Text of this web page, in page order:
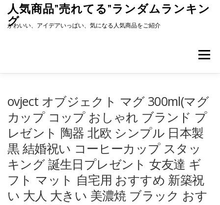
キ
人気商品”売れてる”ランダムランキン
グ
かわいい、アイデアいっぱい、気になる人気商品をご紹介
メニュー
ovject オブジェクト マグ 300ml(マグ
カップ コップ おしゃれ ブランド プ
レゼント 陶器 北欧 シンプル 日本製
黒 結婚祝い コーヒーカップ スタッ
キング 誕生日プレゼント 女友達 ギ
フト マット 自宅用 おすすめ 新築祝
い 大人 大きい 美濃焼 ブラック おす